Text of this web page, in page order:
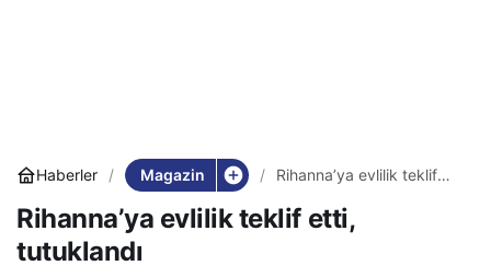
Haberler Magazin
Rihanna’ya evlilik teklif
Rihanna’ya evlilik teklif etti,
tutuklandı